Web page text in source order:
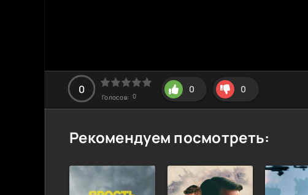
0
Голосов: 0
0 0
Рекомендуем посмотреть: